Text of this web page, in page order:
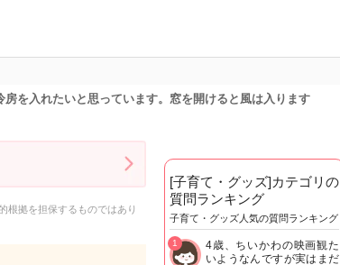
を入れたいと思っています。窓を開けると風は入ります
根拠を担保するものではあり
[子育て・グッズ]カテゴリの
質問ランキング
子育て・グッズ人気の質問ランキング
4歳、ちいかわの映画観た
いようなんですが実はまだ
1